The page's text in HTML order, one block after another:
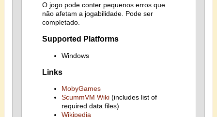
O jogo pode conter pequenos erros que
não afetam a jogabilidade. Pode ser
completado.
Supported Platforms
Windows
Links
MobyGames
ScummVM Wiki(includes list of
required data files)
Wikipedia